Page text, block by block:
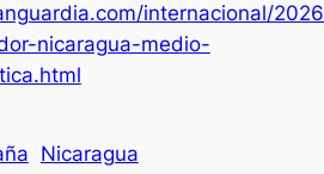
internacional/
nicaragua-medio-
Nicaragua